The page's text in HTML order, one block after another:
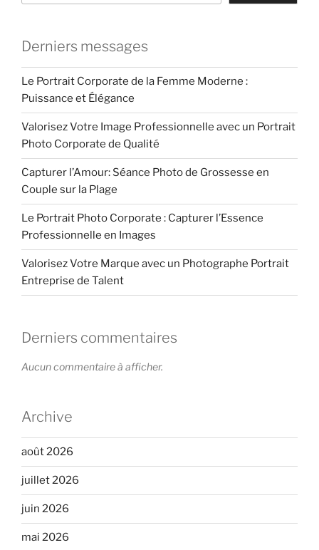
Derniers messages
Le Portrait Corporate de la Femme Moderne :
Puissance et Élégance
Valorisez Votre Image Professionnelle avec un Portrait
Photo Corporate de Qualité
Capturer l’Amour: Séance Photo de Grossesse en
Couple sur la Plage
Le Portrait Photo Corporate : Capturer l’Essence
Professionnelle en Images
Valorisez Votre Marque avec un Photographe Portrait
Entreprise de Talent
Derniers commentaires
Aucun commentaire à afficher.
Archive
août 2026
juillet 2026
juin 2026
mai 2026